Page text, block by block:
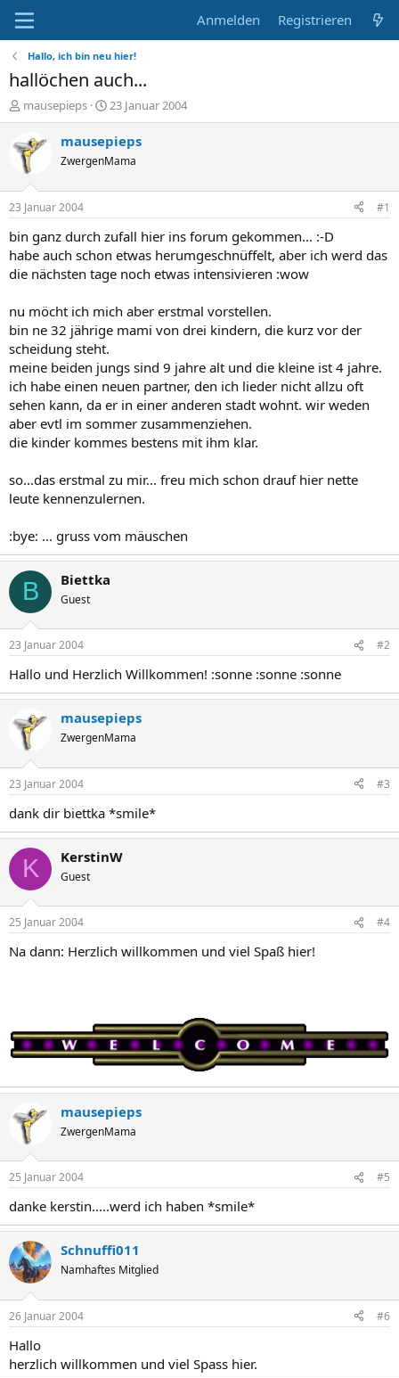
Anmelden Registrieren
Hallo, ich bin neu hier!
hallöchen auch...
E
r
t
e
e
r
mausepieps
E
r
s
e
t
a
23 Januar 2004
mausepieps
ZwergenMama
23 Januar 2004 #1
bin ganz durch zufall hier ins forum gekommen... :-D
habe auch schon etwas herumgeschnüffelt, aber ich werd das
die nächsten tage noch etwas intensivieren :wow
nu möcht ich mich aber erstmal vorstellen.
bin ne 32 jährige mami von drei kindern, die kurz vor der
scheidung steht.
meine beiden jungs sind 9 jahre alt und die kleine ist 4 jahre.
ich habe einen neuen partner, den ich lieder nicht allzu oft
sehen kann, da er in einer anderen stadt wohnt. wir weden
aber evtl im sommer zusammenziehen.
die kinder kommes bestens mit ihm klar.
so...das erstmal zu mir... freu mich schon drauf hier nette
leute kennenzulernen.
:bye: ... gruss vom mäuschen
B Biettka
Guest
23 Januar 2004 #2
Hallo und Herzlich Willkommen! :sonne :sonne :sonne
mausepieps
ZwergenMama
23 Januar 2004 #3
dank dir biettka *smile*
K KerstinW
Guest
25 Januar 2004 #4
Na dann: Herzlich willkommen und viel Spaß hier!
mausepieps
ZwergenMama
25 Januar 2004 #5
danke kerstin.....werd ich haben *smile*
Schnuffi011
Namhaftes Mitglied
26 Januar 2004 #6
Hallo
herzlich willkommen und viel Spass hier.